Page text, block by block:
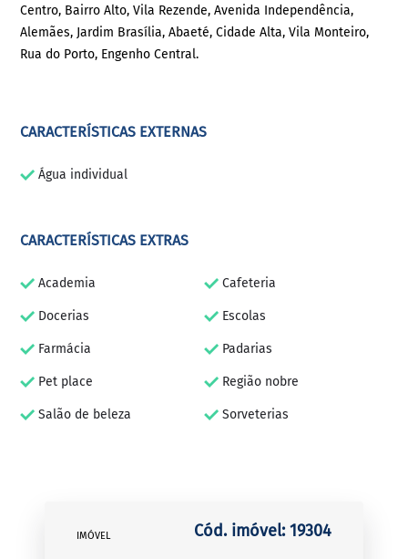
Centro, Bairro Alto, Vila Rezende, Avenida Independência,
Alemães, Jardim Brasília, Abaeté, Cidade Alta, Vila Monteiro,
Rua do Porto, Engenho Central.
CARACTERÍSTICAS EXTERNAS
Água individual
CARACTERÍSTICAS EXTRAS
Academia Cafeteria
Docerias Escolas
Farmácia Padarias
Pet place Região nobre
Salão de beleza Sorveterias
IMÓVEL Cód. imóvel: 19304